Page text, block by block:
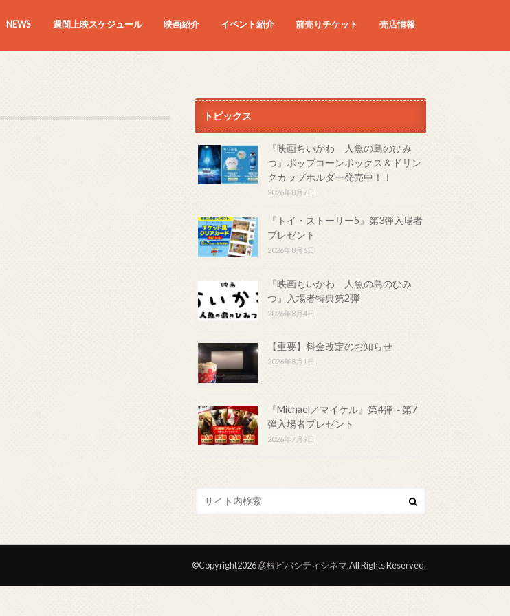
NEWS 週間上映スケジュール 映画紹介 イベント紹介 前売りチケット 売店情報
トピックス
『映画ちいかわ 人魚の島のひみ
つ』ポップコーンボックス＆ドリン
クカップホルダー発売中！！
2026年8月7日
『トイ・ストーリー5』第3弾入場者
プレゼント
2026年8月6日
『映画ちいかわ 人魚の島のひみ
つ』入場者特典第2弾
2026年8月4日
【重要】料金改定のお知らせ
2026年8月1日
『Michael／マイケル』第4弾～第7
弾入場者プレゼント
2026年7月9日
©Copyright2026彦根ビバシティシネマ.All Rights Reserved.